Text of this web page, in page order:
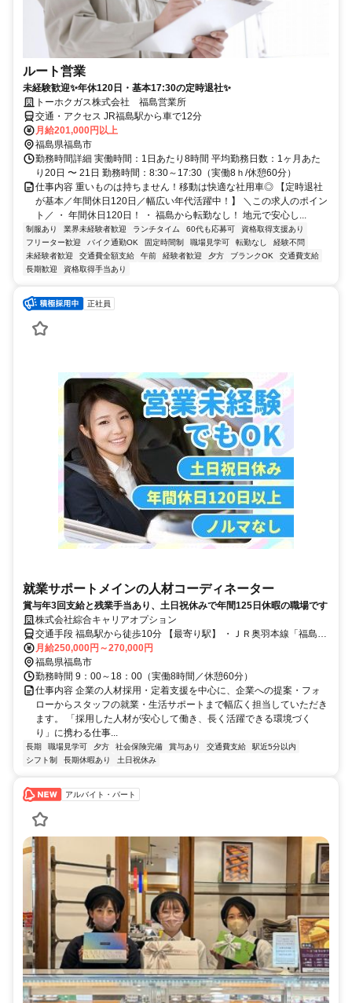
ルート営業
未経験歓迎✨年休120日・基本17:30の定時退社✨
トーホクガス株式会社 福島営業所
交通・アクセス JR福島駅から車で12分
月給201,000円以上
福島県福島市
勤務時間詳細 実働時間：1日あたり8時間 平均勤務日数：1ヶ月あた
り20日 〜 21日 勤務時間：8:30～17:30（実働8ｈ/休憩60分）
仕事内容 重いものは持ちません！移動は快適な社用車◎ 【定時退社
が基本／年間休日120日／幅広い年代活躍中！】 ＼この求人のポイン
ト／ ・ 年間休日120日！ ・ 福島から転勤なし！ 地元で安心し...
制服あり 業界未経験者歓迎 ランチタイム 60代も応募可
資格取得支援あり
フリーター歓迎
バイク通勤OK 固定時間制 職場見学可 転勤なし
経験不問
未経験者歓迎
交通費全額支給 午前 経験者歓迎 夕方 ブランクOK
交通費支給
長期歓迎
資格取得手当あり
正社員
就業サポートメインの人材コーディネーター
賞与年3回支給と残業手当あり、土日祝休みで年間125日休暇の職場です
株式会社綜合キャリアオプション
交通手段 福島駅から徒歩10分 【最寄り駅】 ・ＪＲ奥羽本線「福島
(福島)駅」 ・阿武隈急行「福島(福島)駅」 ・その他
月給250,000円～270,000円
福島県福島市
勤務時間 9：00～18：00（実働8時間／休憩60分）
仕事内容 企業の人材採用・定着支援を中心に、企業への提案・フォ
ローからスタッフの就業・生活サポートまで幅広く担当していただき
ます。 「採用した人材が安心して働き、長く活躍できる環境づく
り」に携わる仕事...
長期 職場見学可 夕方 社会保険完備 賞与あり 交通費支給
駅近5分以内
シフト制
長期休暇あり 土日祝休み
アルバイト・パート